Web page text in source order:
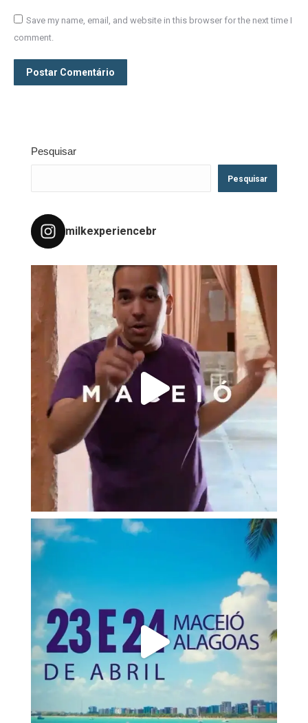
Save my name, email, and website in this browser for the next time I
comment.
Postar Comentário
Pesquisar
Pesquisar
milkexperiencebr